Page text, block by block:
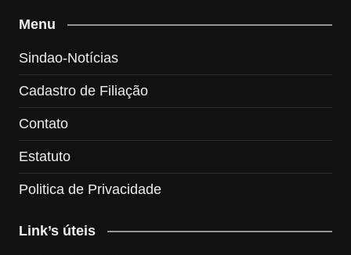
Menu
Sindao-Notícias
Cadastro de Filiação
Contato
Estatuto
Politica de Privacidade
Link’s úteis